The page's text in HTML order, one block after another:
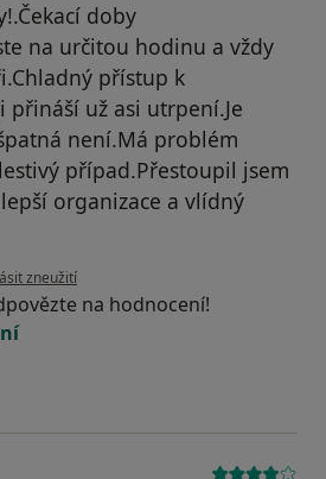
doby
na určitou hodinu a vždy
přístup k
přináší už asi utrpení.Je
není.Má problém
případ.Přestoupil jsem
organizace a vlídný
názoru uživatele ex pacient
zneužití
na hodnocení!